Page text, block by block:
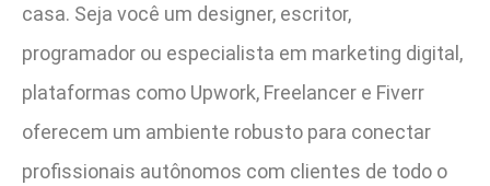
casa. Seja você um designer, escritor,
programador ou especialista em marketing digital,
plataformas como Upwork, Freelancer e Fiverr
oferecem um ambiente robusto para conectar
profissionais autônomos com clientes de todo o